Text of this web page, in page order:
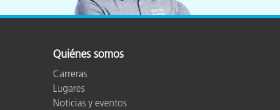
Quiénes somos
Carreras
Lugares
Noticias y eventos